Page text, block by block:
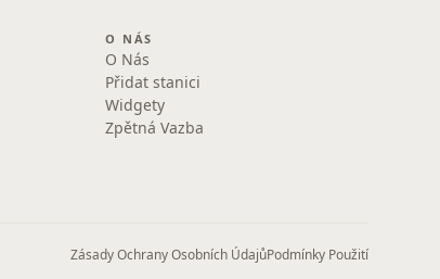
O NÁS
O Nás
Přidat stanici
Widgety
Zpětná Vazba
Zásady Ochrany Osobních ÚdajůPodmínky Použití